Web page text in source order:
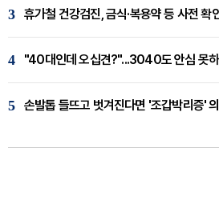
3 휴가철 건강검진, 금식·복용약 등 사전
4 "40대인데 오십견?"...3040도 안심 못하
5 손발톱 들뜨고 벗겨진다면 '조갑박리증'